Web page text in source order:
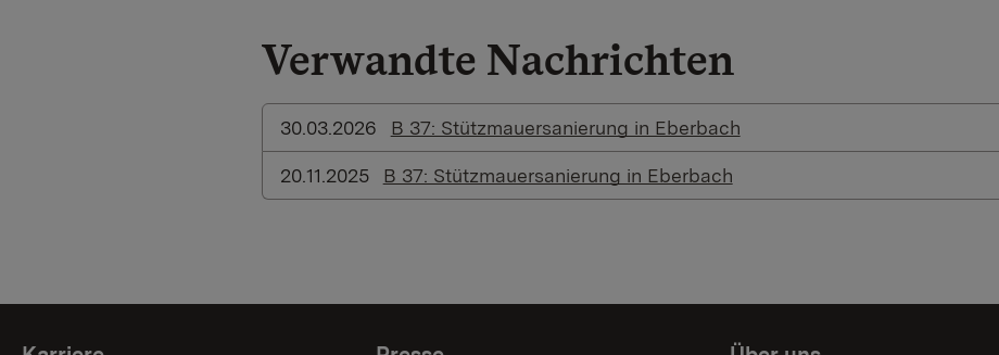
Verwandte Nachrichten
30.03.2026 B 37: Stützmauersanierung in Eberbach
20.11.2025 B 37: Stützmauersanierung in Eberbach